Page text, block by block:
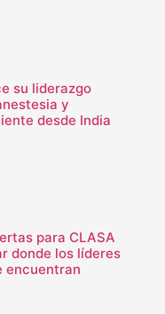
su liderazgo
y
desde India
para CLASA
donde los líderes
encuentran